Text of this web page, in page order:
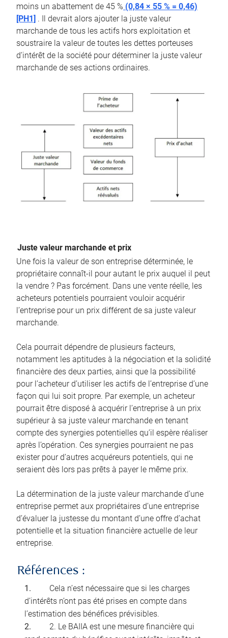
moins un abattement de 45 % (0,84 × 55 % = 0,46)
[PH1] . Il devrait alors ajouter la juste valeur
marchande de tous les actifs hors exploitation et
soustraire la valeur de toutes les dettes porteuses
d’intérêt de la société pour déterminer la juste valeur
marchande de ses actions ordinaires.
Juste valeur marchande et prix
Une fois la valeur de son entreprise déterminée, le
propriétaire connaît-il pour autant le prix auquel il peut
la vendre ? Pas forcément. Dans une vente réelle, les
acheteurs potentiels pourraient vouloir acquérir
l’entreprise pour un prix différent de sa juste valeur
marchande.
Cela pourrait dépendre de plusieurs facteurs,
notamment les aptitudes à la négociation et la solidité
financière des deux parties, ainsi que la possibilité
pour l’acheteur d’utiliser les actifs de l’entreprise d’une
façon qui lui soit propre. Par exemple, un acheteur
pourrait être disposé à acquérir l’entreprise à un prix
supérieur à sa juste valeur marchande en tenant
compte des synergies potentielles qu’il espère réaliser
après l’opération. Ces synergies pourraient ne pas
exister pour d’autres acquéreurs potentiels, qui ne
seraient dès lors pas prêts à payer le même prix.
La détermination de la juste valeur marchande d’une
entreprise permet aux propriétaires d’une entreprise
d’évaluer la justesse du montant d’une offre d’achat
potentielle et la situation financière actuelle de leur
entreprise.
Références :
Cela n’est nécessaire que si les charges
d’intérêts n’ont pas été prises en compte dans
l’estimation des bénéfices prévisibles.
2. Le BAIIA est une mesure financière qui